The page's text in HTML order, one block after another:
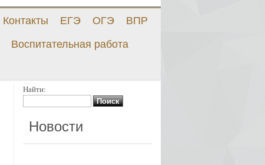
Контакты ЕГЭ ОГЭ
ВПР
Воспитательная работа
Найти:
Новости